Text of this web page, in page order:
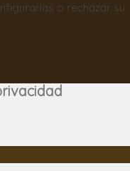
o rechazar su